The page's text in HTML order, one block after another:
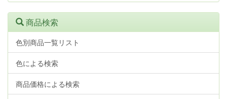
商品検索
色別商品一覧リスト
色による検索
商品価格による検索